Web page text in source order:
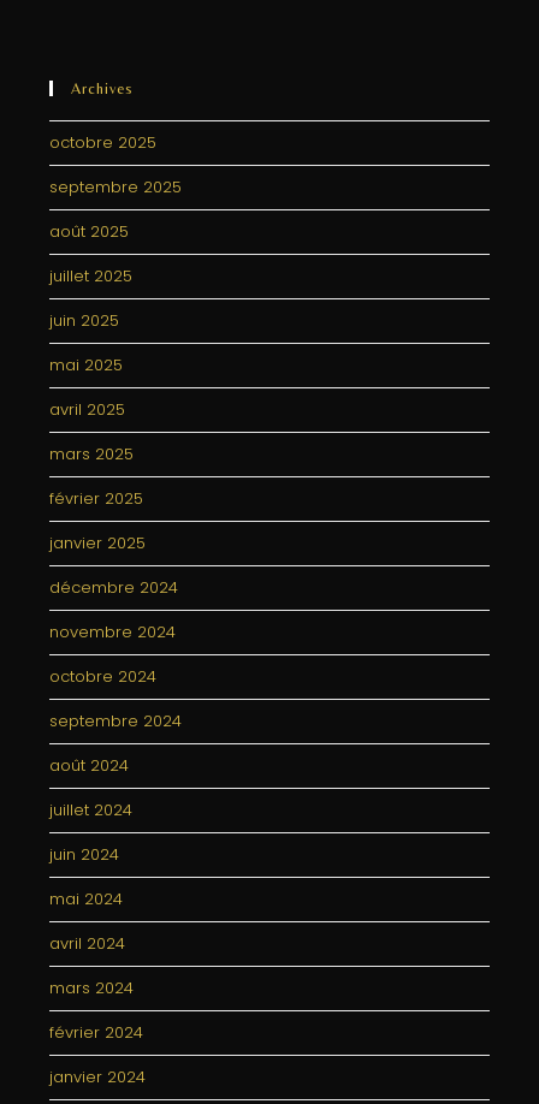
Archives
octobre 2025
septembre 2025
août 2025
juillet 2025
juin 2025
mai 2025
avril 2025
mars 2025
février 2025
janvier 2025
décembre 2024
novembre 2024
octobre 2024
septembre 2024
août 2024
juillet 2024
juin 2024
mai 2024
avril 2024
mars 2024
février 2024
janvier 2024